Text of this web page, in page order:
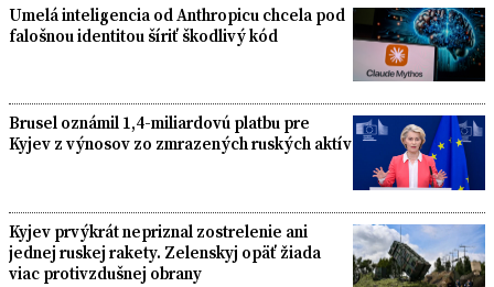
Umelá inteligencia od Anthropicu chcela pod
falošnou identitou šíriť škodlivý kód
Brusel oznámil 1,4-miliardovú platbu pre
Kyjev z výnosov zo zmrazených ruských aktív
Kyjev prvýkrát nepriznal zostrelenie ani
jednej ruskej rakety. Zelenskyj opäť žiada
viac protivzdušnej obrany